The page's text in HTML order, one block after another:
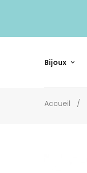
Bijoux
Accueil